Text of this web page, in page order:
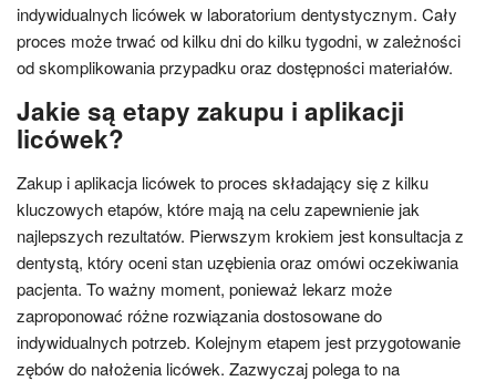
indywidualnych licówek w laboratorium dentystycznym. Cały
proces może trwać od kilku dni do kilku tygodni, w zależności
od skomplikowania przypadku oraz dostępności materiałów.
Jakie są etapy zakupu i aplikacji
licówek?
Zakup i aplikacja licówek to proces składający się z kilku
kluczowych etapów, które mają na celu zapewnienie jak
najlepszych rezultatów. Pierwszym krokiem jest konsultacja z
dentystą, który oceni stan uzębienia oraz omówi oczekiwania
pacjenta. To ważny moment, ponieważ lekarz może
zaproponować różne rozwiązania dostosowane do
indywidualnych potrzeb. Kolejnym etapem jest przygotowanie
zębów do nałożenia licówek. Zazwyczaj polega to na